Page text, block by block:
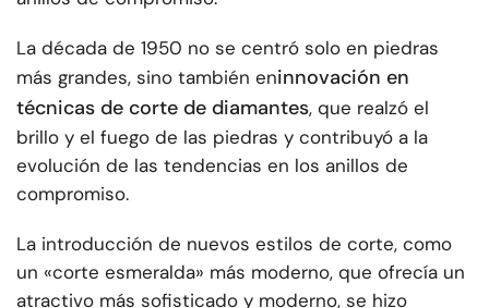
La década de 1950 no se centró solo en piedras
más grandes, sino también eninnovación en
técnicas de corte de diamantes, que realzó el
brillo y el fuego de las piedras y contribuyó a la
evolución de las tendencias en los anillos de
compromiso.
La introducción de nuevos estilos de corte, como
un «corte esmeralda» más moderno, que ofrecía un
atractivo más sofisticado y moderno, se hizo